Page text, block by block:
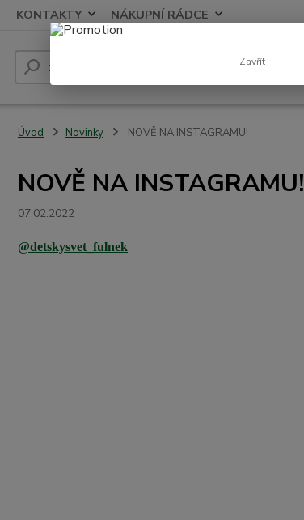
KONTAKTY NÁKUPNÍ RÁDCE
Hledat
Úvod Novinky NOVĚ NA INSTAGRAMU!
NOVĚ NA INSTAGRAMU!
07.02.2022
@detskysvet_fulnek
Zavřít